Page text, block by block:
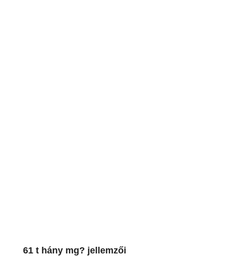
61 t hány mg? jellemzői